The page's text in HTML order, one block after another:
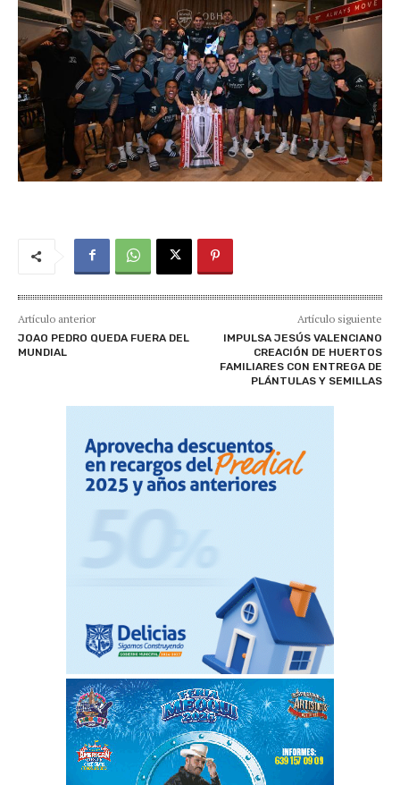
Artículo anterior
JOAO PEDRO QUEDA FUERA DEL
MUNDIAL
Artículo siguiente
IMPULSA JESÚS VALENCIANO
CREACIÓN DE HUERTOS
FAMILIARES CON ENTREGA DE
PLÁNTULAS Y SEMILLAS